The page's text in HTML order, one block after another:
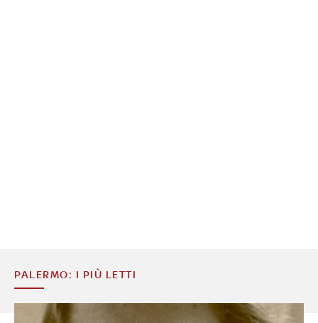
PALERMO: I PIÙ LETTI